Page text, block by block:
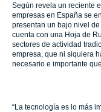
Según revela un reciente
empresas en España se
presentan un bajo nivel
cuenta con una Hoja de
sectores de actividad
empresa, que ni siquiera
necesario e importante
“La tecnología es lo más